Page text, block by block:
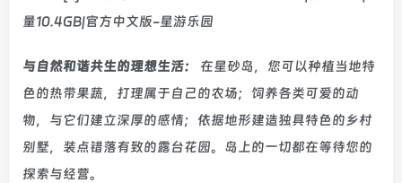
与自然和谐共生的理想生活：
在星砂岛，您可以种植当地特
色的热带果蔬，打理属于自己的农场；饲养各类可爱的动
物，与它们建立深厚的感情；依据地形建造独具特色的乡村
别墅，装点错落有致的露台花园。岛上的一切都在等待您的
探索与经营。